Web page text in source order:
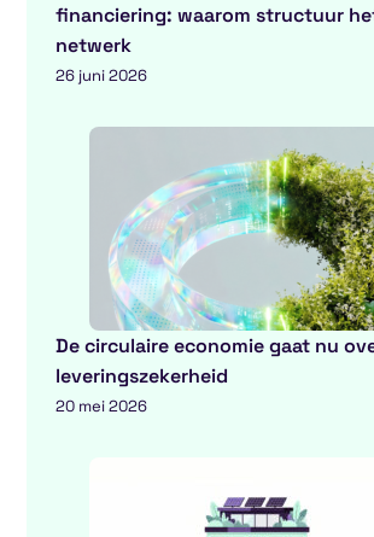
financiering: waarom structuur
netwerk
26 juni 2026
De circulaire economie gaat nu
leveringszekerheid
20 mei 2026